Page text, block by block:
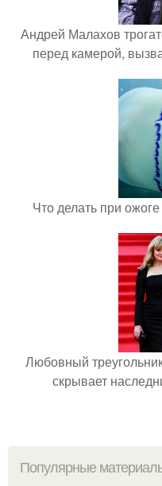
Андрей Малахов
перед камерой,
Что делать при
Любовный
скрывает
Популярные